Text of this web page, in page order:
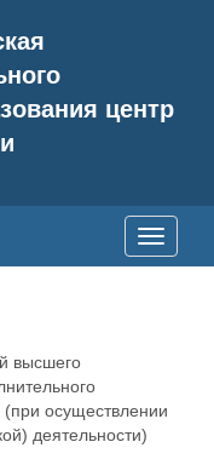
центр
Toggle
высшего
осуществлении
деятельности)